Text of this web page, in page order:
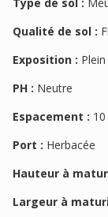
Qualité de sol :
Exposition :
PH : Neutre
Espacement :
Port : Herbacée
Hauteur à
Largeur à